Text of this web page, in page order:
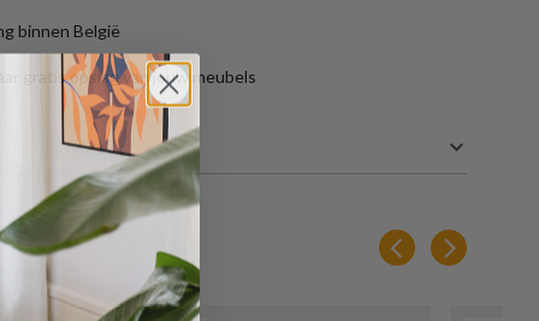
binnen België
gratis opslag van jouw meubels
8 cm